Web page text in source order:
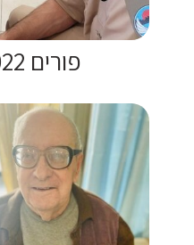
פורים 2022 בנאות השרון